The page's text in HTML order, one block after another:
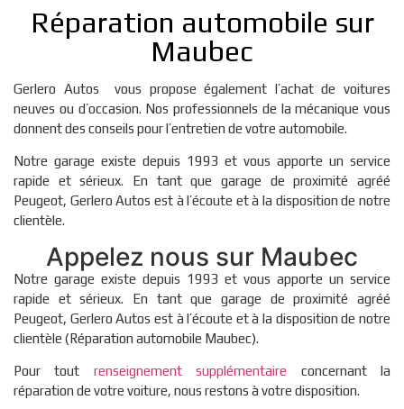
Réparation automobile sur
Maubec
Gerlero Autos vous propose également l’achat de voitures
neuves ou d’occasion. Nos professionnels de la mécanique vous
donnent des conseils pour l’entretien de votre automobile.
Notre garage existe depuis 1993 et vous apporte un service
rapide et sérieux. En tant que garage de proximité agréé
Peugeot, Gerlero Autos est à l’écoute et à la disposition de notre
clientèle.
Appelez nous sur Maubec
Notre garage existe depuis 1993 et vous apporte un service
rapide et sérieux. En tant que garage de proximité agréé
Peugeot, Gerlero Autos est à l’écoute et à la disposition de notre
clientèle (Réparation automobile Maubec).
Pour tout renseignement supplémentaire concernant la
réparation de votre voiture, nous restons à votre disposition.